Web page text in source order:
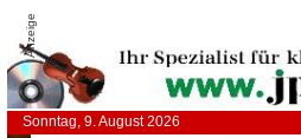
Anzeige
Sonntag, 9. August 2026